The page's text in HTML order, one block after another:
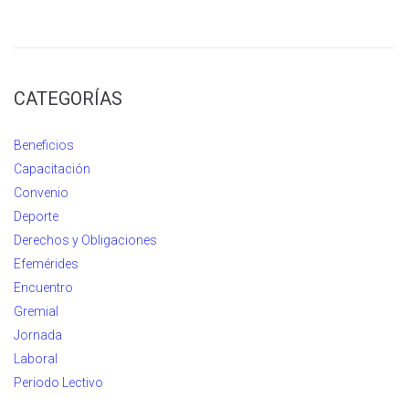
CATEGORÍAS
Beneficios
Capacitación
Convenio
Deporte
Derechos y Obligaciones
Efemérides
Encuentro
Gremial
Jornada
Laboral
Periodo Lectivo